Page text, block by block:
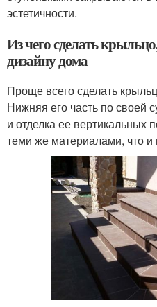
эстетичности.
Из чего сделать
дизайну дома
Проще всего сделать
Нижняя его часть по своей
и отделка ее вертикальных
теми же материалами, что и